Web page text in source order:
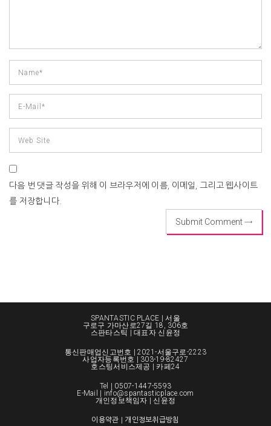
다음 번 댓글 작성을 위해 이 브라우저에 이름, 이메일, 그리고 웹사이트
를 저장합니다.
SPANTASTIC PLACE | 서울
구로구 가마산로27길 18, 306호
스판타스틱 | 대표자 신윤정
통신판매업신고번호 | 2021-서울구로-2223
사업자등록번호 | 303-19-82427
호스팅서비스제공 | 카페24
Tel | 0507-1447-5593
E-Mail | info@spantasticplace.com
개인정보책임자 | 신윤정
이용약관 개인정보취급방침